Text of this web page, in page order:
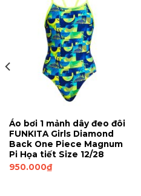
Áo bơi 1 mảnh dây đeo đôi
FUNKITA Girls Diamond
Back One Piece Magnum
Pi Họa tiết Size 12/28
950.000₫